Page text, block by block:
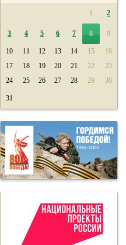
1 2
3 4 5 6 7 8 9
10 11 12 13 14 15
16
17
18 19 20 21 22
23
24
25 26 27 28 29 30
31